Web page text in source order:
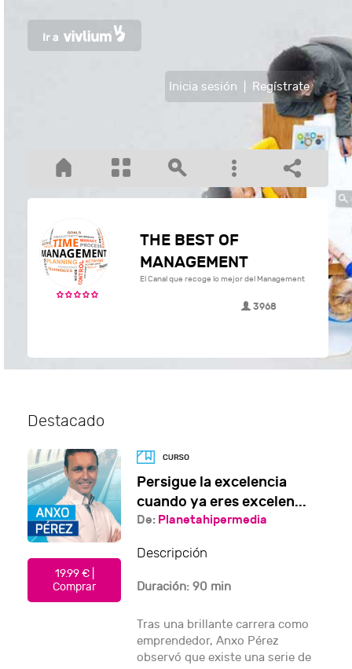
Inicia sesión Regístrate
THE BEST OF
MANAGEMENT
El Canal que recoge lo mejor del Management
3968
Destacado
19.99 € |
Comprar
Persigue la excelencia
cuando ya eres excelen...
De: Planetahipermedia
Descripción
Duración: 90 min
Tras una brillante carrera como
emprendedor, Anxo Pérez
observó que existe una serie de